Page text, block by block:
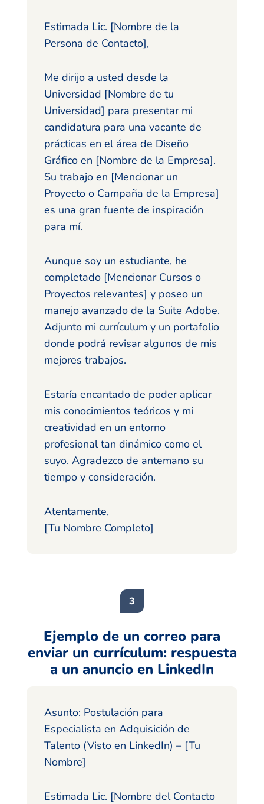
Estimada Lic. [Nombre de la
Persona de Contacto],
Me dirijo a usted desde la
Universidad [Nombre de tu
Universidad] para presentar mi
candidatura para una vacante de
prácticas en el área de Diseño
Gráfico en [Nombre de la Empresa].
Su trabajo en [Mencionar un
Proyecto o Campaña de la Empresa]
es una gran fuente de inspiración
para mí.
Aunque soy un estudiante, he
completado [Mencionar Cursos o
Proyectos relevantes] y poseo un
manejo avanzado de la Suite Adobe.
Adjunto mi currículum y un portafolio
donde podrá revisar algunos de mis
mejores trabajos.
Estaría encantado de poder aplicar
mis conocimientos teóricos y mi
creatividad en un entorno
profesional tan dinámico como el
suyo. Agradezco de antemano su
tiempo y consideración.
Atentamente,
[Tu Nombre Completo]
Ejemplo de un correo para
enviar un currículum: respuesta
a un anuncio en LinkedIn
Asunto: Postulación para
Especialista en Adquisición de
Talento (Visto en LinkedIn) – [Tu
Nombre]
Estimada Lic. [Nombre del Contacto